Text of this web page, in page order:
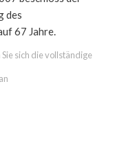
des
67 Jahre.
Sie sich die vollständige